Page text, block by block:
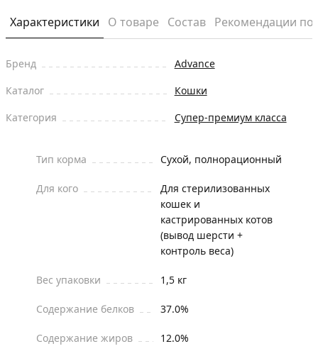
Характеристики О товаре Состав Рекомендации
Бренд
Advance
Каталог
Кошки
Категория
Супер-премиум класса
Тип корма Сухой, полнорационный
Для кого
Для стерилизованных
кошек и
кастрированных котов
(вывод шерсти +
контроль веса)
Вес упаковки 1,5 кг
Содержание белков 37.0%
Содержание жиров 12.0%